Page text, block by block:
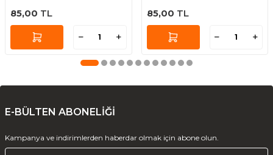
Vizon)
85,00 TL 85,00 TL
E-BÜLTEN ABONELİĞİ
Kampanya ve indirimlerden haberdar olmak için abone olun.